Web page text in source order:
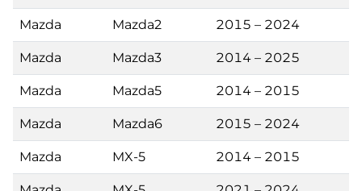
Mazda Mazda2 2015 – 2024
Mazda Mazda3 2014 – 2025
Mazda Mazda5 2014 – 2015
Mazda Mazda6 2015 – 2024
Mazda MX-5 2014 – 2015